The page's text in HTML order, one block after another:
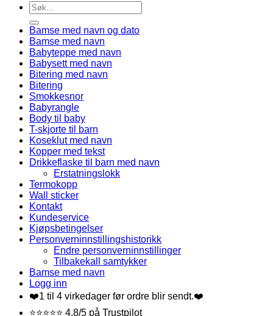
Søk
etter:
Bamse med navn og dato
Bamse med navn
Babyteppe med navn
Babysett med navn
Bitering med navn
Bitering
Smokkesnor
Babyrangle
Body til baby
T-skjorte til barn
Koseklut med navn
Kopper med tekst
Drikkeflaske til barn med navn
Erstatningslokk
Termokopp
Wall sticker
Kontakt
Kundeservice
Kjøpsbetingelser
Personverninnstillingshistorikk
Endre personverninnstillinger
Tilbakekall samtykker
Bamse med navn
Logg inn
❤️1 til 4 virkedager før ordre blir sendt.❤️
⭐⭐⭐⭐⭐ 4,8/5 på Trustpilot